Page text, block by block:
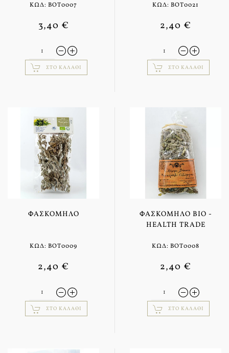
ΚΩΔ: BOT0007
3,40 €
ΣΤΟ ΚΑΛΆΘΙ
ΚΩΔ: BOT0021
2,40 €
ΣΤΟ ΚΑΛΆΘΙ
ΦΑΣΚΌΜΗΛΟ
ΚΩΔ: BOT0009
2,40 €
ΣΤΟ ΚΑΛΆΘΙ
ΦΑΣΚΌΜΗΛΟ BIO -
HEALTH TRADE
ΚΩΔ: BOT0008
2,40 €
ΣΤΟ ΚΑΛΆΘΙ